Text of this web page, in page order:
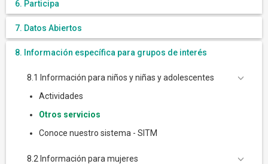
6. Participa
7. Datos Abiertos
8. Información específica para grupos de interés
8.1 Información para niños y niñas y adolescentes
Actividades
Otros servicios
Conoce nuestro sistema - SITM
8.2 Información para mujeres